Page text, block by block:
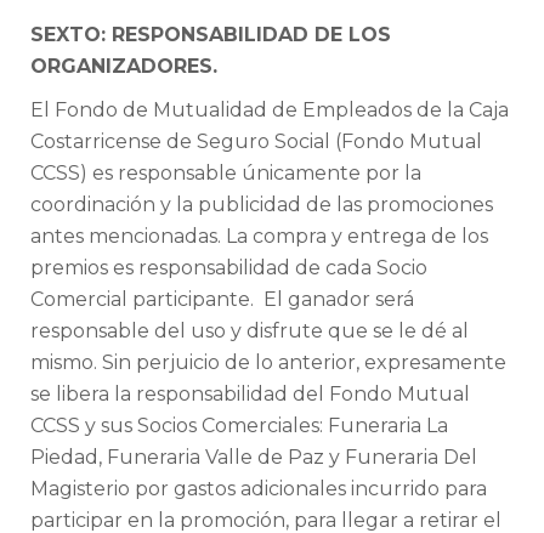
SEXTO: RESPONSABILIDAD DE LOS
ORGANIZADORES.
El Fondo de Mutualidad de Empleados de la Caja
Costarricense de Seguro Social (Fondo Mutual
CCSS) es responsable únicamente por la
coordinación y la publicidad de las promociones
antes mencionadas. La compra y entrega de los
premios es responsabilidad de cada Socio
Comercial participante. El ganador será
responsable del uso y disfrute que se le dé al
mismo. Sin perjuicio de lo anterior, expresamente
se libera la responsabilidad del Fondo Mutual
CCSS y sus Socios Comerciales: Funeraria La
Piedad, Funeraria Valle de Paz y Funeraria Del
Magisterio por gastos adicionales incurrido para
participar en la promoción, para llegar a retirar el